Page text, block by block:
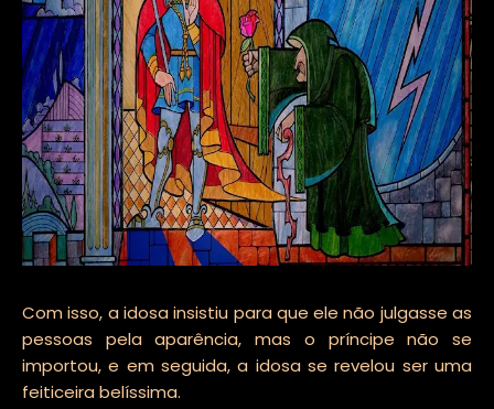
Com isso, a idosa insistiu para que ele não julgasse as
pessoas pela aparência, mas o príncipe não se
importou, e em seguida, a idosa se revelou ser uma
feiticeira belíssima.